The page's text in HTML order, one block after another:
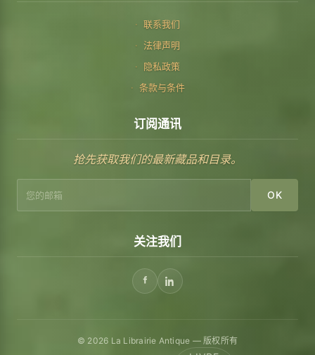
联系我们
法律声明
隐私政策
条款与条件
订阅通讯
抢先获取我们的最新藏品和目录。
OK
关注我们
© 2026 La Librairie Antique — 版权所有